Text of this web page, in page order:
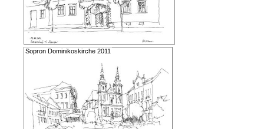
Sopron Dominikoskirche 2011